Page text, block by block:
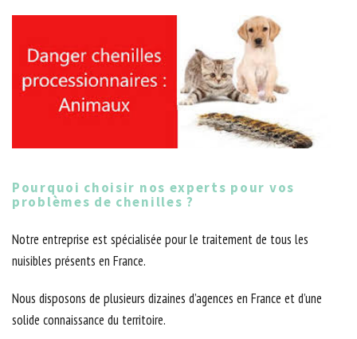
Pourquoi choisir nos experts pour vos
problèmes de chenilles ?
Notre entreprise est spécialisée pour le traitement de tous les
nuisibles présents en France.
Nous disposons de plusieurs dizaines d’agences en France et d’une
solide connaissance du territoire.